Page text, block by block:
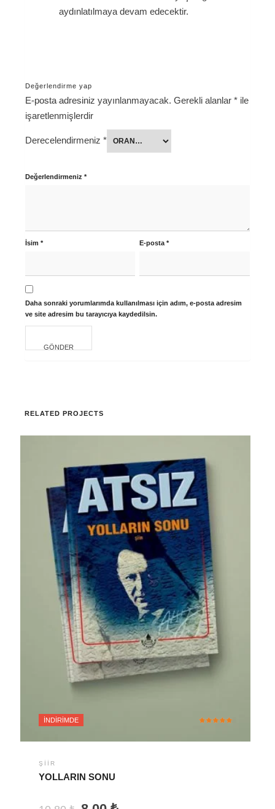
aydınlatılmaya devam edecektir.
Değerlendirme yap
E-posta adresiniz yayınlanmayacak. Gerekli alanlar * ile
işaretlenmişlerdir
Derecelendirmeniz *
Değerlendirmeniz *
İsim * E-posta*
Daha sonraki yorumlarımda kullanılması için adım, e-posta adresim
ve site adresim bu tarayıcıya kaydedilsin.
RELATED PROJECTS
İNDIRIMDE
ŞIIR
YOLLARIN SONU
oy aldı
Orijinal